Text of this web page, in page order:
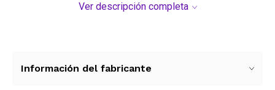
Ademas de ser sumamente comodo, este juego
ni desgastarse. Su versatilidad lo hace excelente
Ver descripción completa
Información del fabricante